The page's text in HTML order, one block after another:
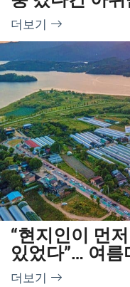
브 여행지
더보기
“현지인이 먼
있었다”… 여름
라이브 코스
더보기